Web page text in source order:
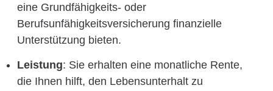
eine Grundfähigkeits- oder
Berufsunfähigkeitsversicherung finanzielle
Unterstützung bieten.
Leistung: Sie erhalten eine monatliche Rente,
die Ihnen hilft, den Lebensunterhalt zu